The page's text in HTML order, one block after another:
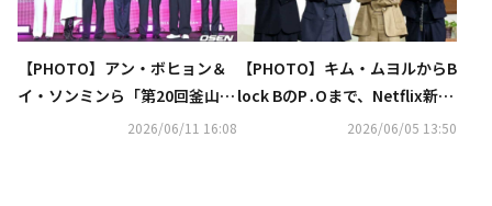
【PHOTO】アン・ボヒョン＆
イ・ソンミンら「第20回釜山コ
ンテンツマーケット」に出席
2026/06/11 16:08
【PHOTO】キム・ムヨルからB
lock BのP․Oまで、Netflix新ド
ラマ「鉄槌教師」制作発表会に
2026/06/05 13:50